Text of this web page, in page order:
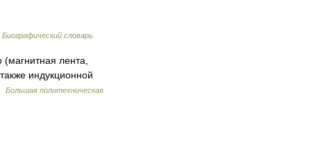
Биографический словарь
лента,
индукционной
Большая политехническая